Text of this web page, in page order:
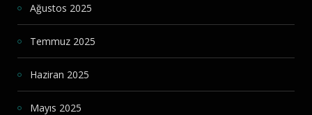
Ağustos 2025
Temmuz 2025
Haziran 2025
Mayıs 2025